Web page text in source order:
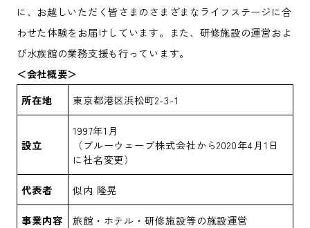
に、お越しいただく皆さまのさまざまなライフステージに合
わせた体験をお届けしています。また、研修施設の運営およ
び水族館の業務支援も行っています。
＜会社概要＞
所在地
東京都港区浜松町2-3-1
設立
1997年1月
（ブルーウェーブ株式会社から2020年4月1日
に社名変更）
代表者 似内 隆晃
事業内容 旅館・ホテル・研修施設等の施設運営